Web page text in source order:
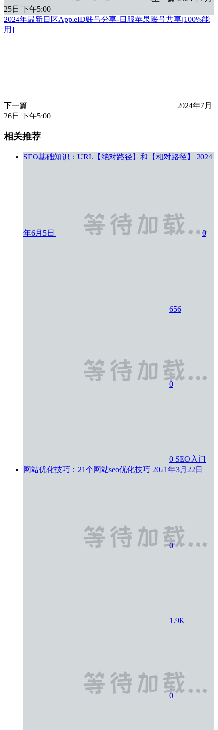
25日 下午5:00
2024年最新日区AppleID账号分享-日服苹果账号共享[100%能
用]
下一篇
2024年7月
26日 下午5:00
相关推荐
SEO基础知识：URL【绝对路径】和【相对路径】 2024
年6月5日 0
656
0
0 SEO入门
网站优化技巧：21个网站seo优化技巧 2021年3月22日
0
1.9K
0